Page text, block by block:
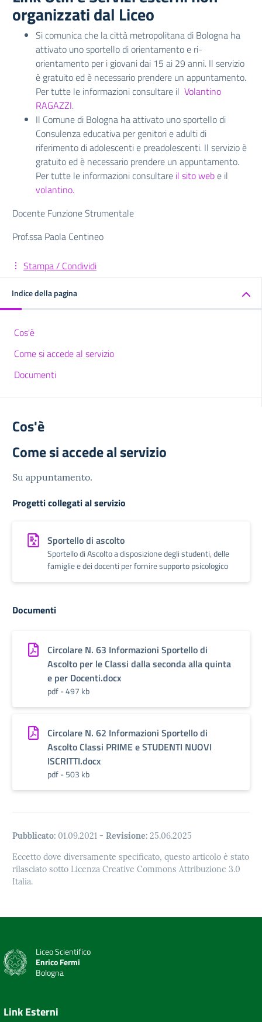
organizzati dal Liceo
Si comunica che la città metropolitana di Bologna ha
attivato uno sportello di orientamento e ri-
orientamento per i giovani dai 15 ai 29 anni. Il servizio
è gratuito ed è necessario prendere un appuntamento.
Per tutte le informazioni consultare il Volantino
RAGAZZI.
Il Comune di Bologna ha attivato uno sportello di
Consulenza educativa per genitori e adulti di
riferimento di adolescenti e preadolescenti. Il servizio è
gratuito ed è necessario prendere un appuntamento.
Per tutte le informazioni consultare il sito webe il
volantino.
Docente Funzione Strumentale
Prof.ssa Paola Centineo
Stampa / Condividi
Indice della pagina
Cos'è
Come si accede al servizio
Documenti
Cos'è
Come si accede al servizio
Su appuntamento.
Progetti collegati al servizio
Sportello di ascolto
Sportello di Ascolto a disposizione degli studenti, delle
famiglie e dei docenti per fornire supporto psicologico
Documenti
Circolare N. 63 Informazioni Sportello di
Ascolto per le Classi dalla seconda alla quinta
e per Docenti.docx
pdf - 497 kb
Circolare N. 62 Informazioni Sportello di
Ascolto Classi PRIME e STUDENTI NUOVI
ISCRITTI.docx
pdf - 503 kb
Pubblicato: 01.09.2021 - Revisione: 25.06.2025
Eccetto dove diversamente specificato, questo articolo è stato
rilasciato sotto Licenza Creative Commons Attribuzione 3.0
Italia.
Liceo Scientifico
Enrico Fermi
Bologna
Link Esterni